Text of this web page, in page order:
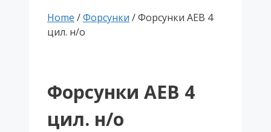
Home /Форсунки / Форсунки АЕВ 4
цил. н/о
Форсунки АЕВ 4
цил. н/о